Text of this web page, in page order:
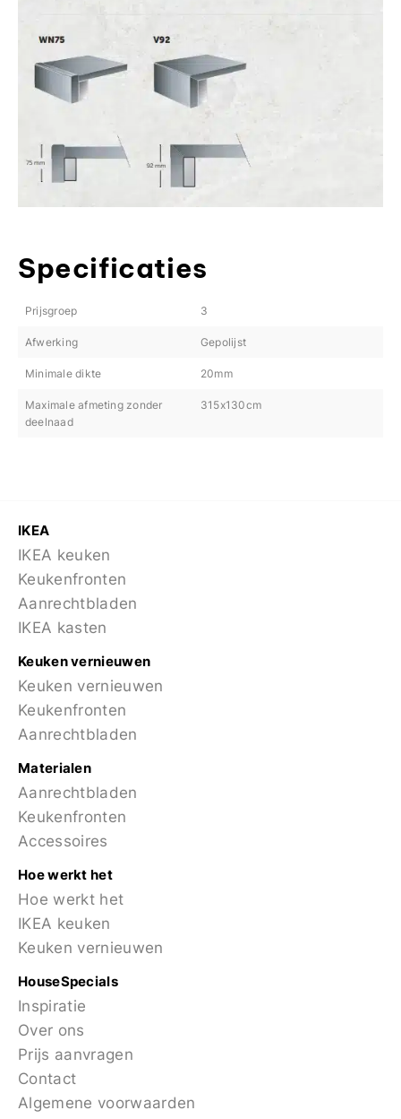
Specificaties
Prijsgroep 3
Afwerking Gepolijst
Minimale dikte 20mm
Maximale afmeting zonder
deelnaad
315x130cm
IKEA
IKEA keuken
Keukenfronten
Aanrechtbladen
IKEA kasten
Keuken vernieuwen
Keuken vernieuwen
Keukenfronten
Aanrechtbladen
Materialen
Aanrechtbladen
Keukenfronten
Accessoires
Hoe werkt het
Hoe werkt het
IKEA keuken
Keuken vernieuwen
HouseSpecials
Inspiratie
Over ons
Prijs aanvragen
Contact
Algemene voorwaarden